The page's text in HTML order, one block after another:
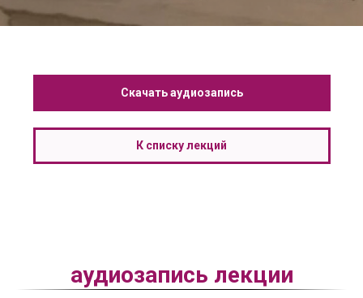
Скачать аудиозапись
К списку лекций
аудиозапись лекции